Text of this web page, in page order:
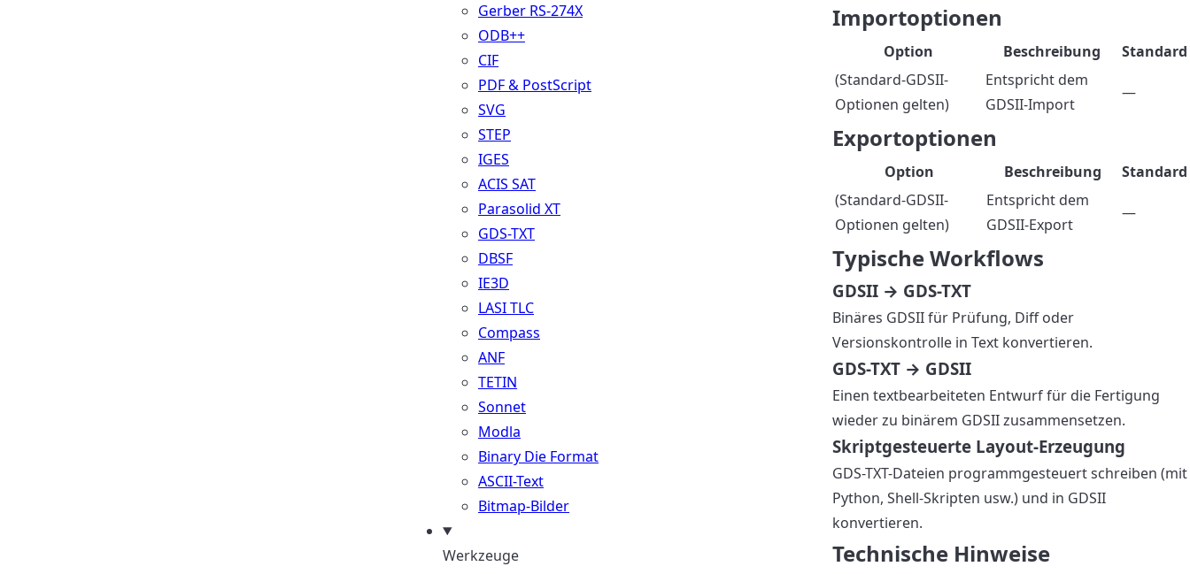
Gerber RS-274X
ODB++
CIF
PDF & PostScript
SVG
STEP
IGES
ACIS SAT
Parasolid XT
GDS-TXT
DBSF
IE3D
LASI TLC
Compass
ANF
TETIN
Sonnet
Modla
Binary Die Format
ASCII-Text
Bitmap-Bilder
Werkzeuge
Importoptionen
Option Beschreibung
Standard
(Standard-GDSII-
Optionen gelten)
Entspricht dem
GDSII-Import
—
Exportoptionen
Option Beschreibung
Standard
(Standard-GDSII-
Optionen gelten)
Entspricht dem
GDSII-Export
—
Typische Workflows
GDSII → GDS-TXT
Binäres GDSII für Prüfung, Diff oder
Versionskontrolle in Text konvertieren.
GDS-TXT → GDSII
Einen textbearbeiteten Entwurf für die Fertigung
wieder zu binärem GDSII zusammensetzen.
Skriptgesteuerte Layout-Erzeugung
GDS-TXT-Dateien programmgesteuert schreiben (mit
Python, Shell-Skripten usw.) und in GDSII
konvertieren.
Technische Hinweise